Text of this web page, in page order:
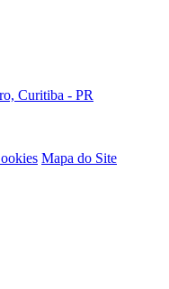
Curitiba - PR
Mapa do Site